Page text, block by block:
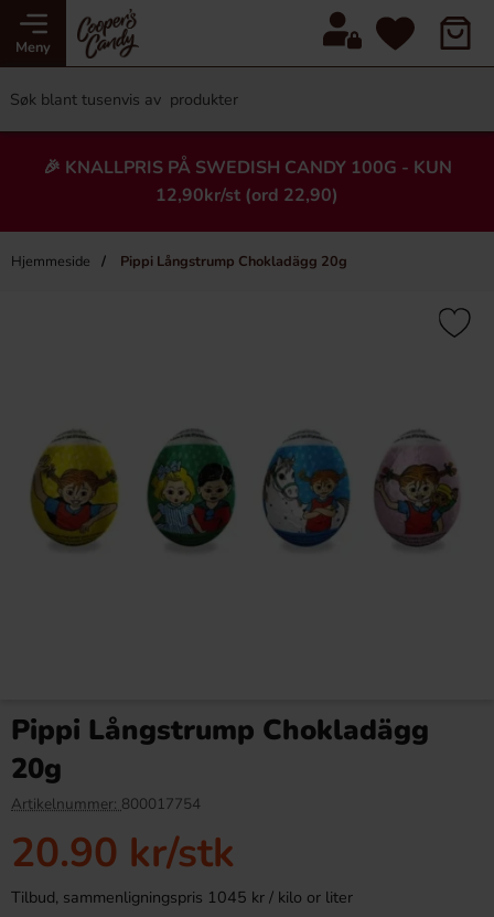
Meny
🎉 KNALLPRIS PÅ SWEDISH CANDY 100G - KUN
12,90kr/st (ord 22,90)
Hjemmeside Pippi Långstrump Chokladägg 20g
×
Ny!
Chips Kaviar & Knäckemacka
150g
36.90 kr
Köp
-43%
Chocolate 50g
19.90 kr
Pippi Långstrump Chokladägg
20g
Artikelnummer: 800017754
20.90 kr/stk
Tilbud, sammenligningspris 1045 kr / kilo or liter